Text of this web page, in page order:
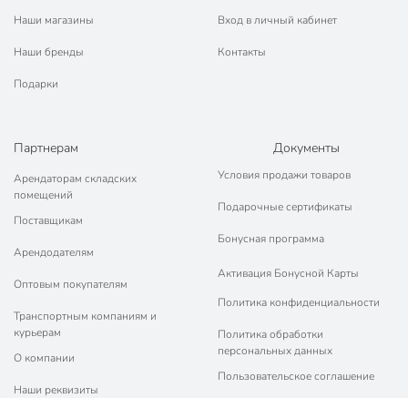
Наши магазины
Наши бренды
Подарки
Вход в личный кабинет
Контакты
Партнерам
Арендаторам складских
помещений
Поставщикам
Арендодателям
Оптовым покупателям
Транспортным компаниям и
курьерам
О компании
Наши реквизиты
Документы
Условия продажи товаров
Подарочные сертификаты
Бонусная программа
Активация Бонусной Карты
Политика конфиденциальности
Политика обработки
персональных данных
Пользовательское соглашение